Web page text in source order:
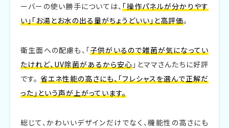
ーバーの使い勝手については、 「操作パネルが分かりやす
い」「お湯とお水の出る量がちょうどいい」と高評価。
衛生面への配慮も、「子供がいるので雑菌が気になってい
たけれど、UV除菌があるから安心 」とママさんたちに好評
です。 省エネ性能の高さにも、「フレシャスを選んで正解だ
った」という声が上がっています。
総じて、かわいいデザインだけでなく、機能性の高さにも